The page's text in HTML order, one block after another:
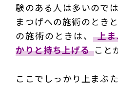
験のある人は多いので
まつげへの施術のとき
の施術のときは、
上
かりと持ち上げる こと
ここでしっかり上まぶ